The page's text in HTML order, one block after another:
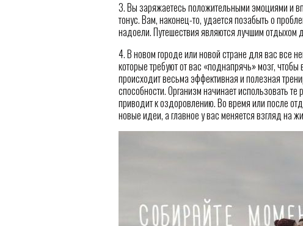
3. Вы заряжаетесь положительными эмоциями и
тонус. Вам, наконец-то, удается позабыть о
надоели. Путешествия являются лучшим отдыхом
4. В новом городе или новой стране для вас все
которые требуют от вас «поднапрячь» мозг,
происходит весьма эффективная и полезная
способности. Организм начинает использовать
приводит к оздоровлению. Во время или после
новые идеи, а главное у вас меняется взгляд на